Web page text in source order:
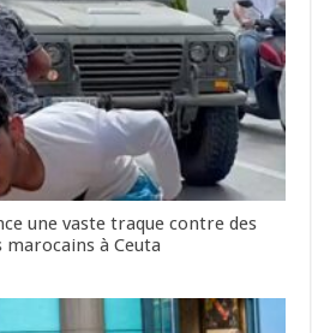
une vaste traque contre des
à Ceuta